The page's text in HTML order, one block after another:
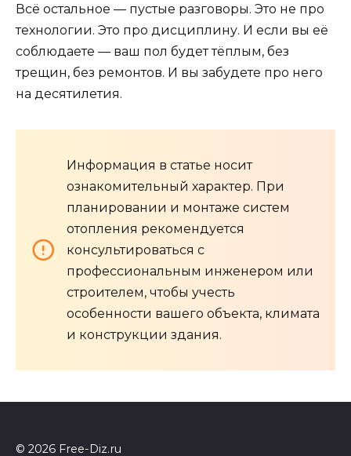
Всё остальное — пустые разговоры. Это не про
технологии. Это про дисциплину. И если вы её
соблюдаете — ваш пол будет тёплым, без
трещин, без ремонтов. И вы забудете про него
на десятилетия.
Информация в статье носит
ознакомительный характер. При
планировании и монтаже систем
отопления рекомендуется
консультироваться с
профессиональным инженером или
строителем, чтобы учесть
особенности вашего объекта, климата
и конструкции здания.
© 2026 Free-Diz.ru